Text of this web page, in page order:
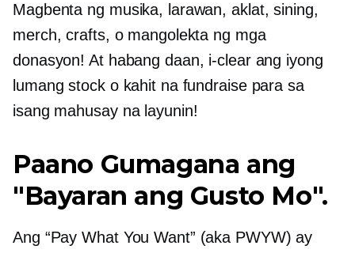
Magbenta ng musika, larawan, aklat, sining,
merch, crafts, o mangolekta ng mga
donasyon! At habang daan, i-clear ang iyong
lumang stock o kahit na fundraise para sa
isang mahusay na layunin!
Paano Gumagana ang
"Bayaran ang Gusto Mo".
Ang “Pay What You Want” (aka PWYW) ay